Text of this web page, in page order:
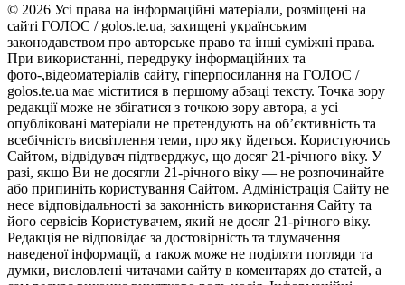
© 2026 Усі права на інформаційні матеріали, розміщені на
сайті ГОЛОС / golos.te.ua, захищені українським
законодавством про авторське право та інші суміжні права.
При використанні, передруку інформаційних та
фото-,відеоматеріалів сайту, гіперпосилання на ГОЛОС /
golos.te.ua має міститися в першому абзаці тексту. Точка зору
редакції може не збігатися з точкою зору автора, а усі
опубліковані матеріали не претендують на об’єктивність та
всебічність висвітлення теми, про яку йдеться. Користуючись
Сайтом, відвідувач підтверджує, що досяг 21-річного віку. У
разі, якщо Ви не досягли 21-річного віку — не розпочинайте
або припиніть користування Сайтом. Адміністрація Сайту не
несе відповідальності за законність використання Сайту та
його сервісів Користувачем, який не досяг 21-річного віку.
Редакція не відповідає за достовірність та тлумачення
наведеної інформації, а також може не поділяти погляди та
думки, висловлені читачами сайту в коментарях до статей, а